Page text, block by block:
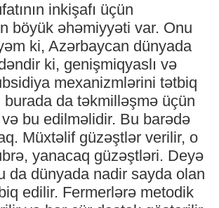
inkişafı üçün
böyük əhəmiyyəti var. Onu
ki, Azərbaycan dünyada
ki, genişmiqyaslı və
mexanizmlərini tətbiq
burada da təkmilləşmə üçün
bu edilməlidir. Bu barədə
Müxtəlif güzəştlər verilir, o
yanacaq güzəştləri. Deyə
da dünyada nadir sayda olan
edilir. Fermerlərə metodik